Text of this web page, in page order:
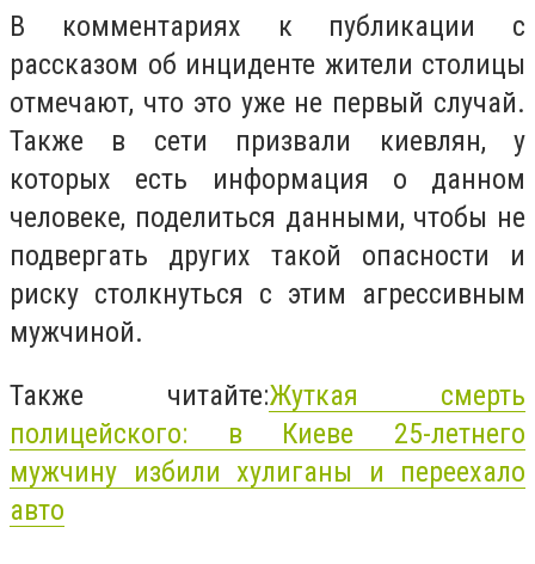
В комментариях к публикации с
рассказом об инциденте жители столицы
отмечают, что это уже не первый случай.
Также в сети призвали киевлян, у
которых есть информация о данном
человеке, поделиться данными, чтобы не
подвергать других такой опасности и
риску столкнуться с этим агрессивным
мужчиной.
Также читайте:Жуткая смерть
полицейского: в Киеве 25-летнего
мужчину избили хулиганы и переехало
авто